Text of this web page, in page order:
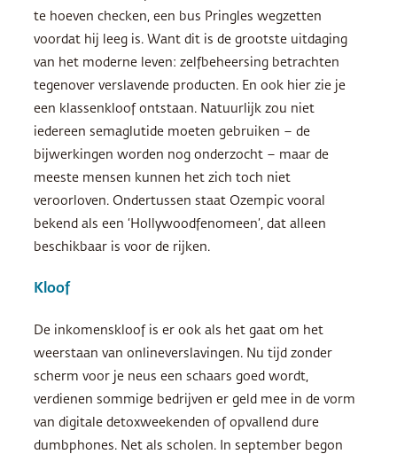
te hoeven checken, een bus Pringles wegzetten
voordat hij leeg is. Want dit is de grootste uitdaging
van het moderne leven: zelfbeheersing betrachten
tegenover verslavende producten. En ook hier zie je
een klassenkloof ontstaan. Natuurlijk zou niet
iedereen semaglutide moeten gebruiken – de
bijwerkingen worden nog onderzocht – maar de
meeste mensen kunnen het zich toch niet
veroorloven. Ondertussen staat Ozempic vooral
bekend als een ‘Hollywoodfenomeen’, dat alleen
beschikbaar is voor de rijken.
Kloof
De inkomenskloof is er ook als het gaat om het
weerstaan van onlineverslavingen. Nu tijd zonder
scherm voor je neus een schaars goed wordt,
verdienen sommige bedrijven er geld mee in de vorm
van digitale detoxweekenden of opvallend dure
dumbphones. Net als scholen. In september begon